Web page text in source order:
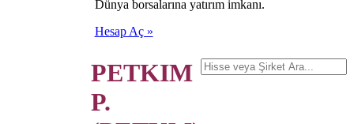
Dünya borsalarına yatırım imkanı.
Hesap Aç »
PETKIM
P.